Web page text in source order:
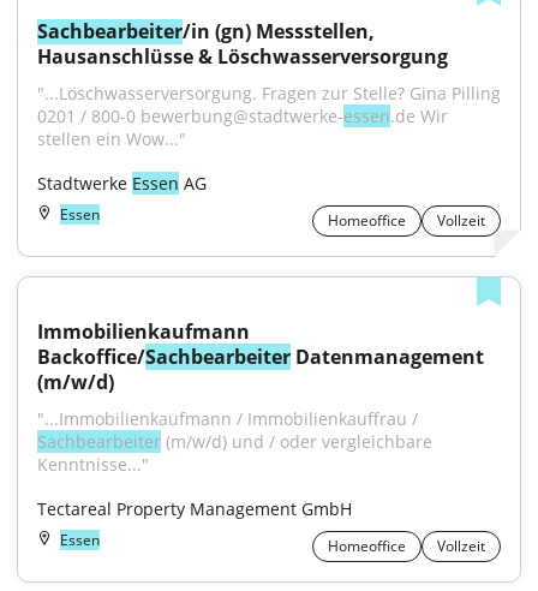
Sachbearbeiter/in (gn) Messstellen,
Hausanschlüsse & Löschwasserversorgung
"...Löschwasserversorgung. Fragen zur Stelle? Gina Pilling
0201 / 800-0 bewerbung@stadtwerke-essen.de Wir
stellen ein Wow..."
Stadtwerke Essen AG
Essen Homeoffice Vollzeit
Immobilienkaufmann
Backoffice/Sachbearbeiter Datenmanagement
(m/w/d)
Sachbearbeiter (m/w/d) und / oder vergleichbare
Kenntnisse..."
Tectareal Property Management GmbH
Essen Homeoffice Vollzeit